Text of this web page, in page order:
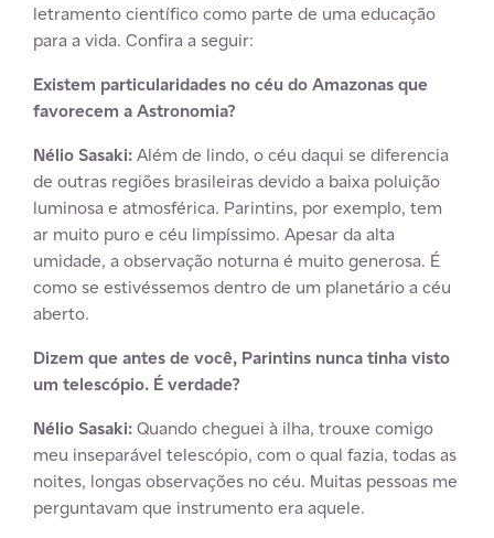
letramento científico como parte de uma educação
para a vida. Confira a seguir:
Existem particularidades no céu do Amazonas que
favorecem a Astronomia?
Nélio Sasaki:Além de lindo, o céu daqui se diferencia
de outras regiões brasileiras devido a baixa poluição
luminosa e atmosférica. Parintins, por exemplo, tem
ar muito puro e céu limpíssimo. Apesar da alta
umidade, a observação noturna é muito generosa. É
como se estivéssemos dentro de um planetário a céu
aberto.
Dizem que antes de você, Parintins nunca tinha visto
um telescópio. É verdade?
Nélio Sasaki:Quando cheguei à ilha, trouxe comigo
meu inseparável telescópio, com o qual fazia, todas as
noites, longas observações no céu. Muitas pessoas me
perguntavam que instrumento era aquele.